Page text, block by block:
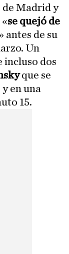
Madrid y
se quejó de
antes de su
Un
incluso dos
que se
en una
15.